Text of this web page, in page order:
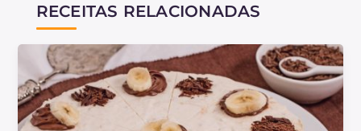
RECEITAS RELACIONADAS